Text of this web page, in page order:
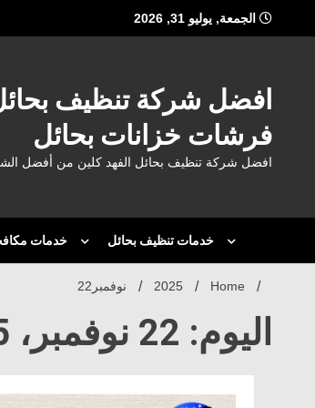
الجمعة, يوليو 31, 2026
افضل شركة تنظيف
فرشات خزانات بحائل
افضل شركة تنظيف بحائل الفهد كلين من أفضل
خدمات تنظيف بحائل خدمات
Home
2025 نوفمبر 22
اليوم: 22 نوفمبر، 2025